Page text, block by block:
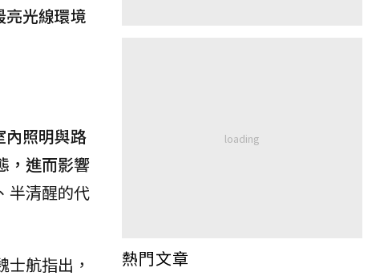
亮光線環境
照明與路
，進而影響
半清醒的代
航指出，
熱門文章